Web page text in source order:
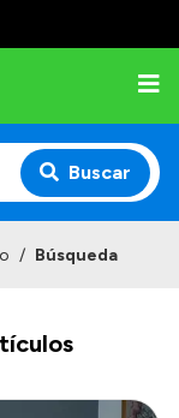
Buscar
/ Búsqueda